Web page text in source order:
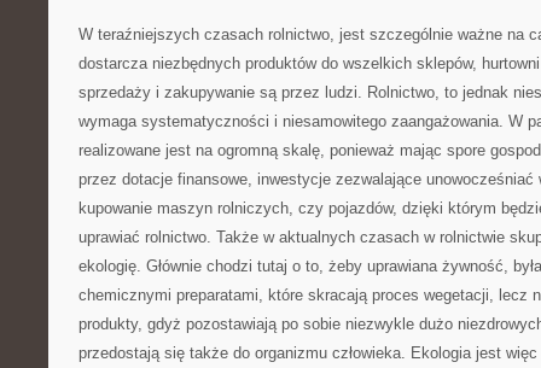
W teraźniejszych czasach rolnictwo, jest szczególnie ważne na
dostarcza niezbędnych produktów do wszelkich sklepów,
sprzedaży i zakupywanie są przez ludzi. Rolnictwo, to jednak
wymaga systematyczności i niesamowitego zaangażowania. W
realizowane jest na ogromną skalę, ponieważ mając spore
przez dotacje finansowe, inwestycje zezwalające unowocześniać
kupowanie maszyn rolniczych, czy pojazdów, dzięki którym
uprawiać rolnictwo. Także w aktualnych czasach w rolnictwie
ekologię. Głównie chodzi tutaj o to, żeby uprawiana żywność,
chemicznymi preparatami, które skracają proces wegetacji, lecz
produkty, gdyż pozostawiają po sobie niezwykle dużo
przedostają się także do organizmu człowieka. Ekologia jest